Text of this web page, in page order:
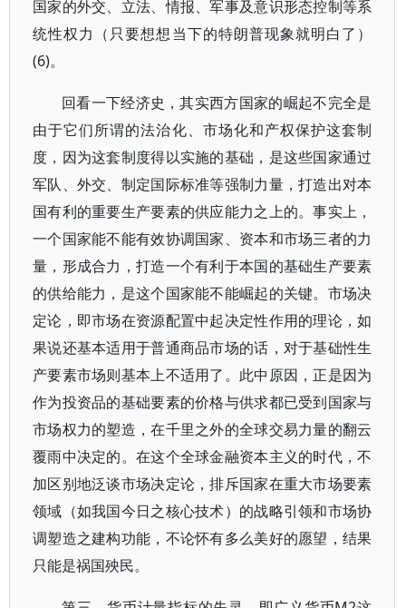
国家的外交、立法、情报、军事及意识形态控制等系
统性权力（只要想想当下的特朗普现象就明白了）
(6)。
回看一下经济史，其实西方国家的崛起不完全是
由于它们所谓的法治化、市场化和产权保护这套制
度，因为这套制度得以实施的基础，是这些国家通过
军队、外交、制定国际标准等强制力量，打造出对本
国有利的重要生产要素的供应能力之上的。事实上，
一个国家能不能有效协调国家、资本和市场三者的力
量，形成合力，打造一个有利于本国的基础生产要素
的供给能力，是这个国家能不能崛起的关键。市场决
定论，即市场在资源配置中起决定性作用的理论，如
果说还基本适用于普通商品市场的话，对于基础性生
产要素市场则基本上不适用了。此中原因，正是因为
作为投资品的基础要素的价格与供求都已受到国家与
市场权力的塑造，在千里之外的全球交易力量的翻云
覆雨中决定的。在这个全球金融资本主义的时代，不
加区别地泛谈市场决定论，排斥国家在重大市场要素
领域（如我国今日之核心技术）的战略引领和市场协
调塑造之建构功能，不论怀有多么美好的愿望，结果
只能是祸国殃民。